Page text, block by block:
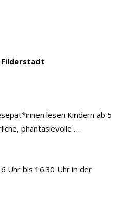
lesen Kindern ab 5
phantasievolle …
Uhr bis 16.30 Uhr in der